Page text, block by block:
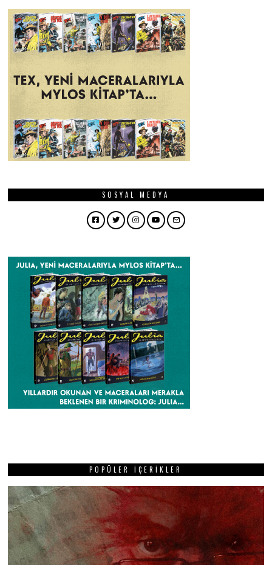
SOSYAL MEDYA
Facebook
TwitterInstagram
YouTubeEmail
POPÜLER İÇERIKLER